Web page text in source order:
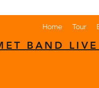
Home Tour
BAND